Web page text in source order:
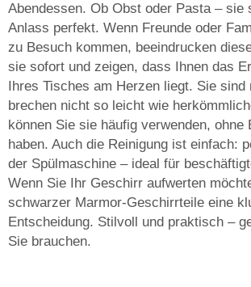
Abendessen. Ob Obst oder Pasta – sie
Anlass perfekt. Wenn Freunde oder
zu Besuch kommen, beeindrucken
sie sofort und zeigen, dass Ihnen das
Ihres Tisches am Herzen liegt. Sie sind
brechen nicht so leicht wie
können Sie sie häufig verwenden, ohne
haben. Auch die Reinigung ist einfach:
der Spülmaschine – ideal für
Wenn Sie Ihr Geschirr aufwerten
schwarzer Marmor-Geschirrteile eine
Entscheidung. Stilvoll und praktisch –
Sie brauchen.